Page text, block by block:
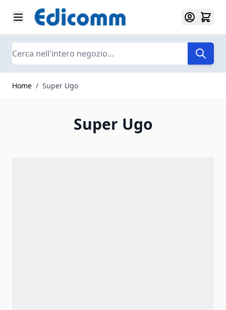
Salta al contenuto
Search
Home / Super Ugo
Super Ugo